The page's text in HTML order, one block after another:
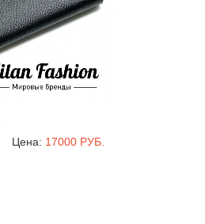
Цена: 17000 РУБ.